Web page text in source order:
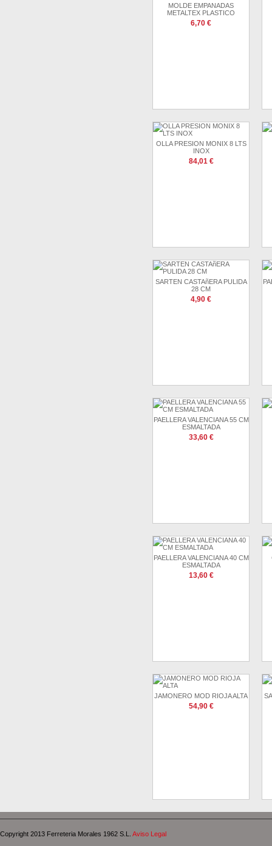
MOLDE EMPANADAS
METALTEX PLASTICO
6,70 €
OLLA PRESION MONIX 8 LTS
INOX
84,01 €
SARTEN CASTAñERA PULIDA
28 CM
4,90 €
PAELLERA VALENCIANA 55 CM
ESMALTADA
33,60 €
PAELLERA VALENCIANA 40 CM
ESMALTADA
13,60 €
JAMONERO MOD RIOJA ALTA
54,90 €
Copyright 2013 Ferreteria Morales 1962 S.L. Aviso Legal